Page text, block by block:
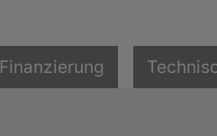
Finanzierung